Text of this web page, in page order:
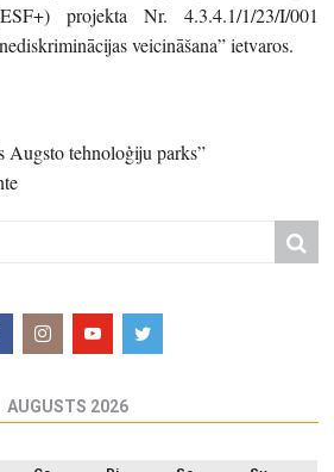
projekta Nr. 4.3.4.1/1/23/I/001
veicināšana” ietvaros.
Augsto tehnoloģiju parks”
AUGUSTS 2026